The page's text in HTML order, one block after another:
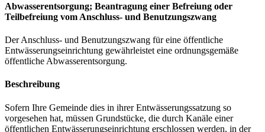
Abwasserentsorgung; Beantragung einer Befreiung oder
Teilbefreiung vom Anschluss- und Benutzungszwang
Der Anschluss- und Benutzungszwang für eine öffentliche
Entwässerungseinrichtung gewährleistet eine ordnungsgemäße
öffentliche Abwasserentsorgung.
Beschreibung
Sofern Ihre Gemeinde dies in ihrer Entwässerungssatzung so
vorgesehen hat, müssen Grundstücke, die durch Kanäle einer
öffentlichen Entwässerungseinrichtung erschlossen werden, in der